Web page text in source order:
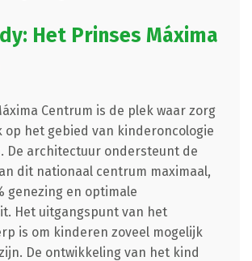
Het Prinses Máxima
Centrum is de plek waar zorg
op het gebied van kinderoncologie
De architectuur ondersteunt de
dit nationaal centrum maximaal,
genezing en optimale
Het uitgangspunt van het
is om kinderen zoveel mogelijk
De ontwikkeling van het kind